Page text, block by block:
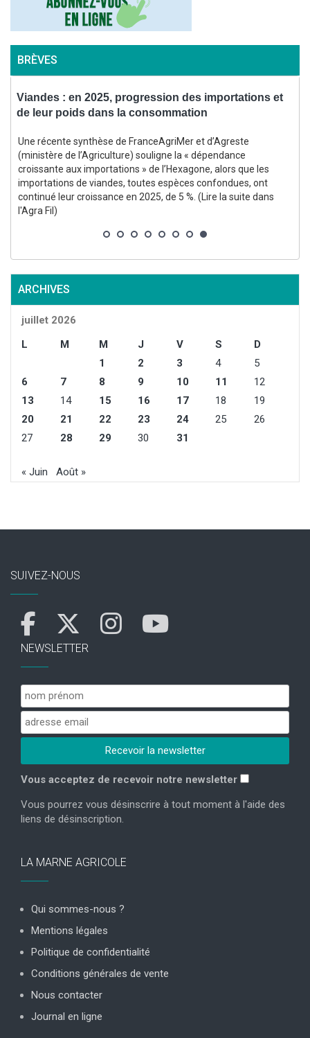
BRÈVES
Viandes : en 2025, progression des importations et
de leur poids dans la consommation
Une récente synthèse de FranceAgriMer et d’Agreste
(ministère de l’Agriculture) souligne la « dépendance
croissante aux importations » de l’Hexagone, alors que les
importations de viandes, toutes espèces confondues, ont
continué leur croissance en 2025, de 5 %. (Lire la suite dans
l'Agra Fil)
ARCHIVES
juillet 2026
L
M M J V S
D
1
2 3 4
5
6
7 8 9 10 11
12
13
14 15 16 17 18
19
20
21 22 23 24 25
26
27
28 29 30 31
« Juin Août »
SUIVEZ-NOUS
NEWSLETTER
Vous acceptez de recevoir notre newsletter
Vous pourrez vous désinscrire à tout moment à l'aide des
liens de désinscription.
LA MARNE AGRICOLE
Qui sommes-nous ?
Mentions légales
Politique de confidentialité
Conditions générales de vente
Nous contacter
Journal en ligne